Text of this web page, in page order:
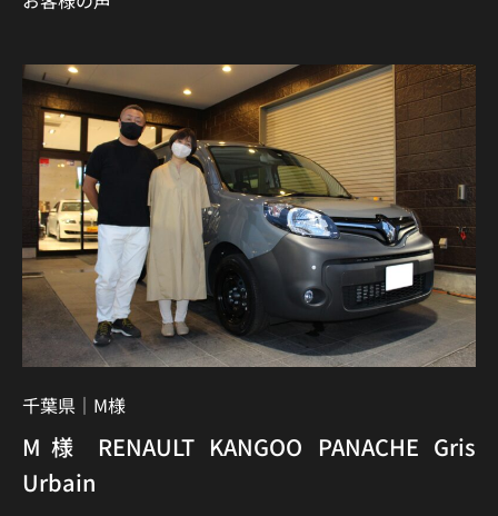
千葉県｜ M様
M様 RENAULT KANGOO PANACHE Gris
Urbain